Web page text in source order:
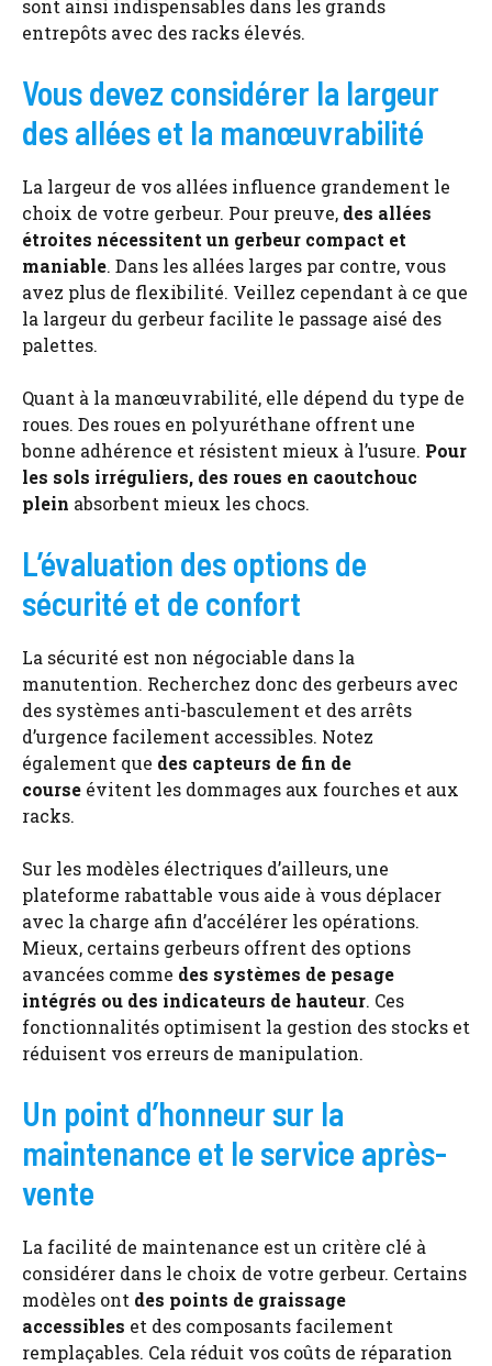
sont ainsi indispensables dans les grands
entrepôts avec des racks élevés.
Vous devez considérer la largeur
des allées et la manœuvrabilité
La largeur de vos allées influence grandement le
choix de votre gerbeur. Pour preuve, des allées
étroites nécessitent un gerbeur compact et
maniable. Dans les allées larges par contre, vous
avez plus de flexibilité. Veillez cependant à ce que
la largeur du gerbeur facilite le passage aisé des
palettes.
Quant à la manœuvrabilité, elle dépend du type de
roues. Des roues en polyuréthane offrent une
bonne adhérence et résistent mieux à l’usure. Pour
les sols irréguliers, des roues en caoutchouc
plein absorbent mieux les chocs.
L’évaluation des options de
sécurité et de confort
La sécurité est non négociable dans la
manutention. Recherchez donc des gerbeurs avec
des systèmes anti-basculement et des arrêts
d’urgence facilement accessibles. Notez
également que des capteurs de fin de
course évitent les dommages aux fourches et aux
racks.
Sur les modèles électriques d’ailleurs, une
plateforme rabattable vous aide à vous déplacer
avec la charge afin d’accélérer les opérations.
Mieux, certains gerbeurs offrent des options
avancées comme des systèmes de pesage
intégrés ou des indicateurs de hauteur. Ces
fonctionnalités optimisent la gestion des stocks et
réduisent vos erreurs de manipulation.
Un point d’honneur sur la
maintenance et le service après-
vente
La facilité de maintenance est un critère clé à
considérer dans le choix de votre gerbeur. Certains
modèles ont des points de graissage
accessibles et des composants facilement
remplaçables. Cela réduit vos coûts de réparation